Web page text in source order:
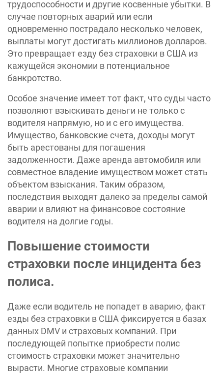
трудоспособности и другие косвенные убытки. В
случае повторных аварий или если
одновременно пострадало несколько человек,
выплаты могут достигать миллионов долларов.
Это превращает езду без страховки в США из
кажущейся экономии в потенциальное
банкротство.
Особое значение имеет тот факт, что суды часто
позволяют взыскивать деньги не только с
водителя напрямую, но и с его имущества.
Имущество, банковские счета, доходы могут
быть арестованы для погашения
задолженности. Даже аренда автомобиля или
совместное владение имуществом может стать
объектом взыскания. Таким образом,
последствия выходят далеко за пределы самой
аварии и влияют на финансовое состояние
водителя на долгие годы.
Повышение стоимости
страховки после инцидента без
полиса.
Даже если водитель не попадет в аварию, факт
езды без страховки в США фиксируется в базах
данных DMV и страховых компаний. При
последующей попытке приобрести полис
стоимость страховки может значительно
вырасти. Многие страховые компании